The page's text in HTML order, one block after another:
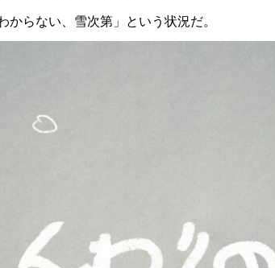
らない、雪次第」という状況だ。